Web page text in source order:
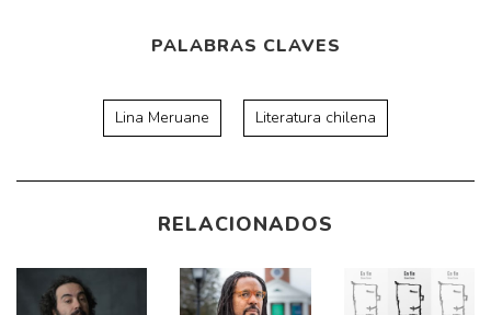
PALABRAS CLAVES
Lina Meruane Literatura chilena
RELACIONADOS